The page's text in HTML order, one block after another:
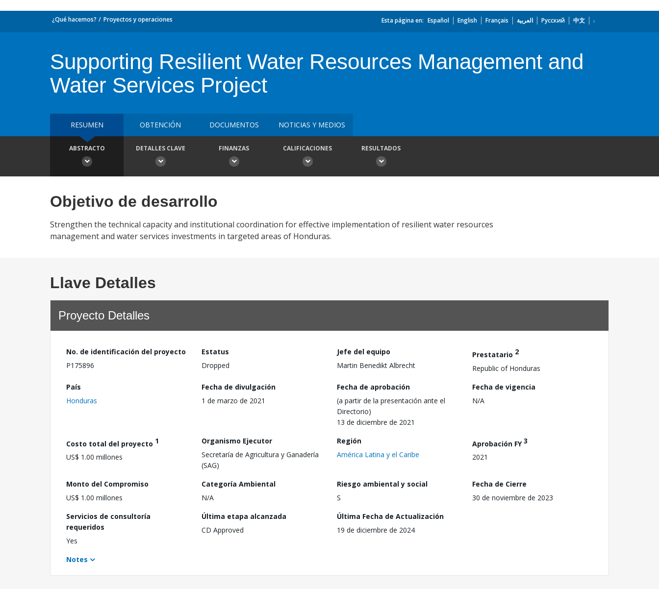
¿Qué hacemos? Proyectos y operaciones Esta página en: Español English Français العربية Русский 中文
Supporting Resilient Water Resources Management and
Water Services Project
RESUMEN OBTENCIÓN DOCUMENTOS NOTICIAS Y MEDIOS
ABSTRACTO DETALLES CLAVE FINANZAS CALIFICACIONES RESULTADOS
Objetivo de desarrollo
Strengthen the technical capacity and institutional coordination for effective implementation of resilient water resources
management and water services investments in targeted areas of Honduras.
Llave Detalles
Proyecto Detalles
No. de identificación del proyecto
P175896
Estatus
Dropped
Jefe del equipo
Martin Benedikt Albrecht
Prestatario 2
Republic of Honduras
País
Honduras
Fecha de divulgación
1 de marzo de 2021
Fecha de aprobación
(a partir de la presentación ante el
Directorio)
13 de diciembre de 2021
Fecha de vigencia
N/A
Costo total del proyecto 1
US$ 1.00 millones
Organismo Ejecutor
Secretaría de Agricultura y Ganadería
(SAG)
Región
América Latina y el Caribe
Aprobación FY3
2021
Monto del Compromiso
US$ 1.00 millones
Categoría Ambiental
N/A
Riesgo ambiental y social
S
Fecha de Cierre
30 de noviembre de 2023
Servicios de consultoría
requeridos
Yes
Última etapa alcanzada
CD Approved
Última Fecha de Actualización
19 de diciembre de 2024
Notes